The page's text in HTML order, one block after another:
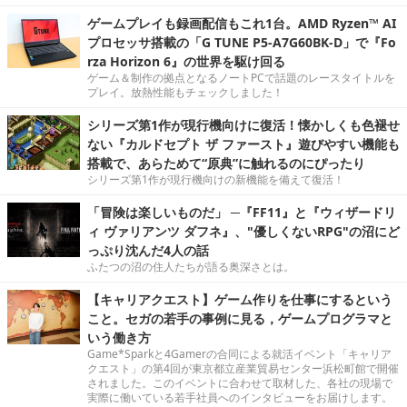
ゲームプレイも録画配信もこれ1台。AMD Ryzen™ AI
プロセッサ搭載の「G TUNE P5-A7G60BK-D」で『Fo
rza Horizon 6』の世界を駆け回る
ゲーム＆制作の拠点となるノートPCで話題のレースタイトルを
プレイ。放熱性能もチェックしました！
シリーズ第1作が現行機向けに復活！懐かしくも色褪せ
ない『カルドセプト ザ ファースト』遊びやすい機能も
搭載で、あらためて“原典”に触れるのにぴったり
シリーズ第1作が現行機向けの新機能を備えて復活！
「冒険は楽しいものだ」 ─『FF11』と『ウィザードリ
ィ ヴァリアンツ ダフネ』、"優しくないRPG"の沼にど
っぷり沈んだ4人の話
ふたつの沼の住人たちが語る奥深さとは。
【キャリアクエスト】ゲーム作りを仕事にするという
こと。セガの若手の事例に見る，ゲームプログラマと
いう働き方
Game*Sparkと4Gamerの合同による就活イベント「キャリア
クエスト」の第4回が東京都立産業貿易センター浜松町館で開催
されました。このイベントに合わせて取材した、各社の現場で
実際に働いている若手社員へのインタビューをお届けします。